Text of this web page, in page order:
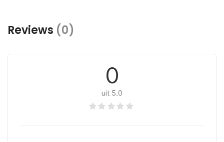
Reviews (0)
0
uit 5.0